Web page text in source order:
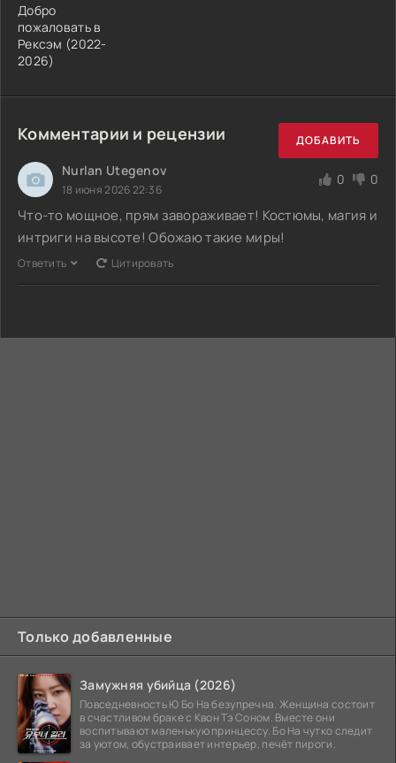
Добро
пожаловать в
Рексэм (2022-
2026)
Комментарии и рецензии ДОБАВИТЬ
Nurlan Utegenov
18 июня 2026 22:36
0 0
Что-то мощное, прям завораживает! Костюмы, магия и
интриги на высоте! Обожаю такие миры!
Ответить Цитировать
Только добавленные
Замужняя убийца (2026)
Повседневность Ю Бо На безупречна. Женщина состоит
в счастливом браке с Квон Тэ Соном. Вместе они
воспитывают маленькую принцессу. Бо На чутко следит
за уютом, обустраивает интерьер, печёт пироги.